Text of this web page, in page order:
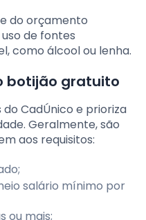
do orçamento
de fontes
como álcool ou lenha.
botijão gratuito
CadÚnico e prioriza
Geralmente, são
aos requisitos:
salário mínimo por
ou mais;